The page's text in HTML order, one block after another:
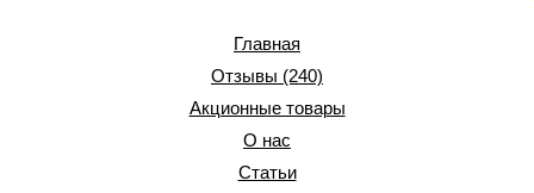
Главная
Отзывы (240)
Акционные товары
О нас
Статьи